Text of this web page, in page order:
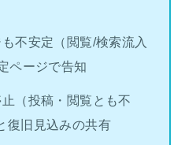
不安定（閲覧/検索流入
ページで告知
（投稿・閲覧とも不
復旧見込みの共有